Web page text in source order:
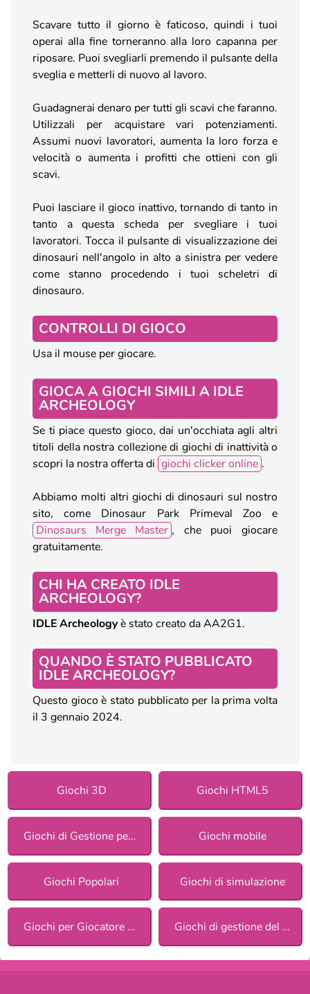
Scavare tutto il giorno è faticoso, quindi i tuoi
operai alla fine torneranno alla loro capanna per
riposare. Puoi svegliarli premendo il pulsante della
sveglia e metterli di nuovo al lavoro.
Guadagnerai denaro per tutti gli scavi che faranno.
Utilizzali per acquistare vari potenziamenti.
Assumi nuovi lavoratori, aumenta la loro forza e
velocità o aumenta i profitti che ottieni con gli
scavi.
Puoi lasciare il gioco inattivo, tornando di tanto in
tanto a questa scheda per svegliare i tuoi
lavoratori. Tocca il pulsante di visualizzazione dei
dinosauri nell'angolo in alto a sinistra per vedere
come stanno procedendo i tuoi scheletri di
dinosauro.
CONTROLLI DI GIOCO
Usa il mouse per giocare.
GIOCA A GIOCHI SIMILI A IDLE
ARCHEOLOGY
Se ti piace questo gioco, dai un'occhiata agli altri
titoli della nostra collezione di giochi di inattività o
scopri la nostra offerta di giochi clicker online .
Abbiamo molti altri giochi di dinosauri sul nostro
sito, come Dinosaur Park Primeval Zoo e
Dinosaurs Merge Master , che puoi giocare
gratuitamente.
CHI HA CREATO IDLE
ARCHEOLOGY?
IDLE Archeologyè stato creato da AA2G1.
QUANDO È STATO PUBBLICATO
IDLE ARCHEOLOGY?
Questo gioco è stato pubblicato per la prima volta
il 3 gennaio 2024.
Giochi 3D Giochi HTML5
Giochi di Gestione per ragazze Giochi mobile
Giochi Popolari Giochi di simulazione
Giochi per Giocatore Singolo Giochi di gestione del tempo